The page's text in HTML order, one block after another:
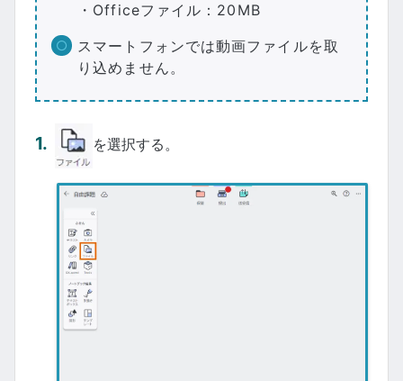
・Officeファイル：20MB
スマートフォンでは動画ファイルを取
り込めません。
を選択する。